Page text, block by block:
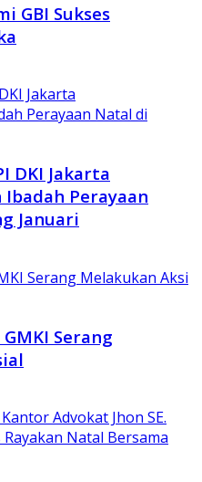
GBI Sukses
DKI Jakarta
Perayaan
Januari
Serang